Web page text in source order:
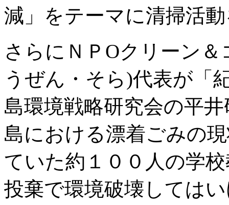
減」をテーマに清掃活
さらにＮＰОクリーン
うぜん・そら)代表が「
島環境戦略研究会の平
島における漂着ごみの
ていた約１００人の学
投棄で環境破壊しては